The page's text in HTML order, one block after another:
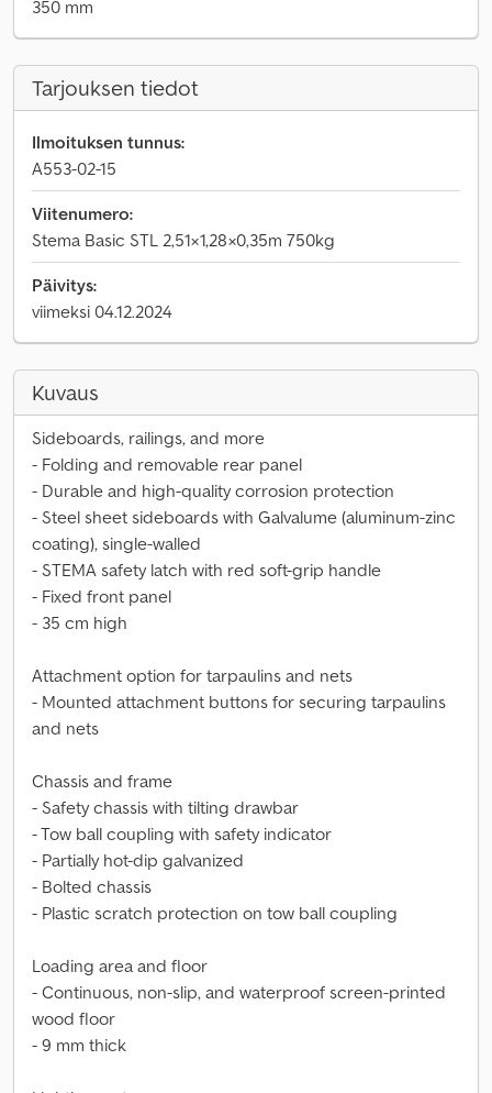
350 mm
Tarjouksen tiedot
Ilmoituksen tunnus:
A553-02-15
Viitenumero:
Stema Basic STL 2,51×1,28×0,35m 750kg
Päivitys:
viimeksi 04.12.2024
Kuvaus
Sideboards, railings, and more
- Folding and removable rear panel
- Durable and high-quality corrosion protection
- Steel sheet sideboards with Galvalume (aluminum-zinc
coating), single-walled
- STEMA safety latch with red soft-grip handle
- Fixed front panel
- 35 cm high
Attachment option for tarpaulins and nets
- Mounted attachment buttons for securing tarpaulins
and nets
Chassis and frame
- Safety chassis with tilting drawbar
- Tow ball coupling with safety indicator
- Partially hot-dip galvanized
- Bolted chassis
- Plastic scratch protection on tow ball coupling
Loading area and floor
- Continuous, non-slip, and waterproof screen-printed
wood floor
- 9 mm thick